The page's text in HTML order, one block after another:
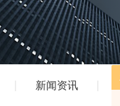
新闻资讯